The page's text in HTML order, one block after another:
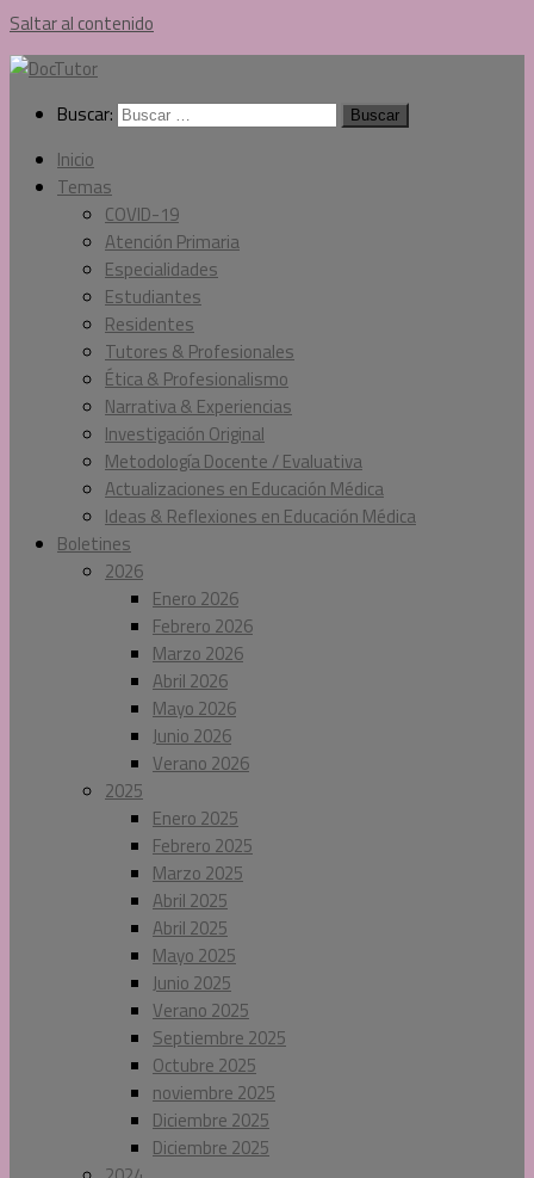
Saltar al contenido
Buscar:
Inicio
Temas
COVID-19
Atención Primaria
Especialidades
Estudiantes
Residentes
Tutores & Profesionales
Ética & Profesionalismo
Narrativa & Experiencias
Investigación Original
Metodología Docente / Evaluativa
Actualizaciones en Educación Médica
Ideas & Reflexiones en Educación Médica
Boletines
2026
Enero 2026
Febrero 2026
Marzo 2026
Abril 2026
Mayo 2026
Junio 2026
Verano 2026
2025
Enero 2025
Febrero 2025
Marzo 2025
Abril 2025
Abril 2025
Mayo 2025
Junio 2025
Verano 2025
Septiembre 2025
Octubre 2025
noviembre 2025
Diciembre 2025
Diciembre 2025